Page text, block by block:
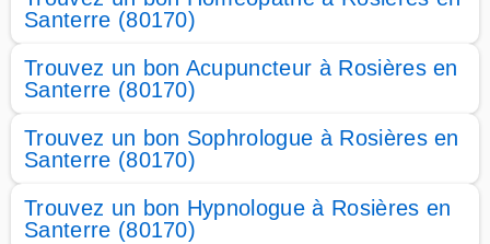
Santerre (80170)
Trouvez un bon Acupuncteur à Rosières en
Santerre (80170)
Trouvez un bon Sophrologue à Rosières en
Santerre (80170)
Trouvez un bon Hypnologue à Rosières en
Santerre (80170)